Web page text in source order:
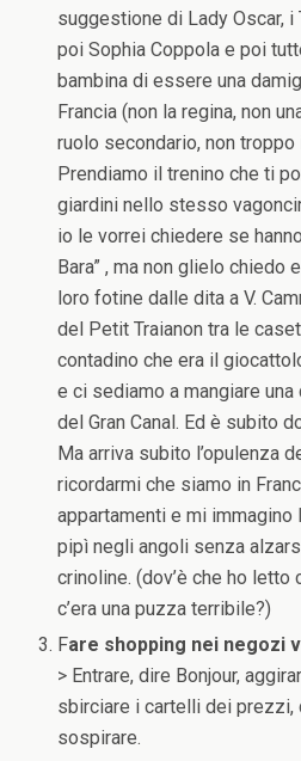
suggestione di Lady Oscar,
poi Sophia Coppola e poi
bambina di essere una
Francia (non la regina, non
ruolo secondario, non troppo
Prendiamo il trenino che ti
giardini nello stesso
io le vorrei chiedere se
Bara” , ma non glielo chiedo
loro fotine dalle dita a V.
del Petit Traianon tra le
contadino che era il
e ci sediamo a mangiare
del Gran Canal. Ed è subito
Ma arriva subito l’opulenza
ricordarmi che siamo in
appartamenti e mi immagino
pipì negli angoli senza
crinoline. (dov’è che ho letto
c’era una puzza terribile?)
Fare shopping nei negozi
> Entrare, dire Bonjour,
sbirciare i cartelli dei prezzi,
sospirare.